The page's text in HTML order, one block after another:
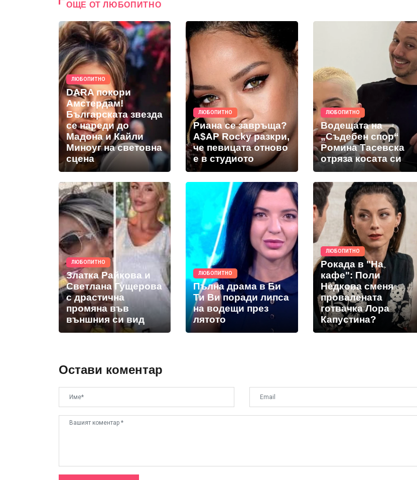
ОЩЕ ОТ ЛЮБОПИТНО
ЛЮБОПИТНО
DARA покори
Амстердам!
Българската звезда
се нареди до
Мадона и Кайли
Миноуг на световна
сцена
ЛЮБОПИТНО
Риана се завръща?
A$AP Rocky разкри,
че певицата отново
е в студиото
ЛЮБОПИТНО
Водещата на
„Съдебен спор“
Ромина Тасевска
отряза косата си
ЛЮБОПИТНО
Златка Райкова и
Светлана Гущерова
с драстична
промяна във
външния си вид
ЛЮБОПИТНО
Пълна драма в Би
Ти Ви поради липса
на водещи през
лятото
ЛЮБОПИТНО
Рокада в "На
кафе": Поли
Недкова сменя
провалената
готвачка Лора
Капустина?
Остави коментар